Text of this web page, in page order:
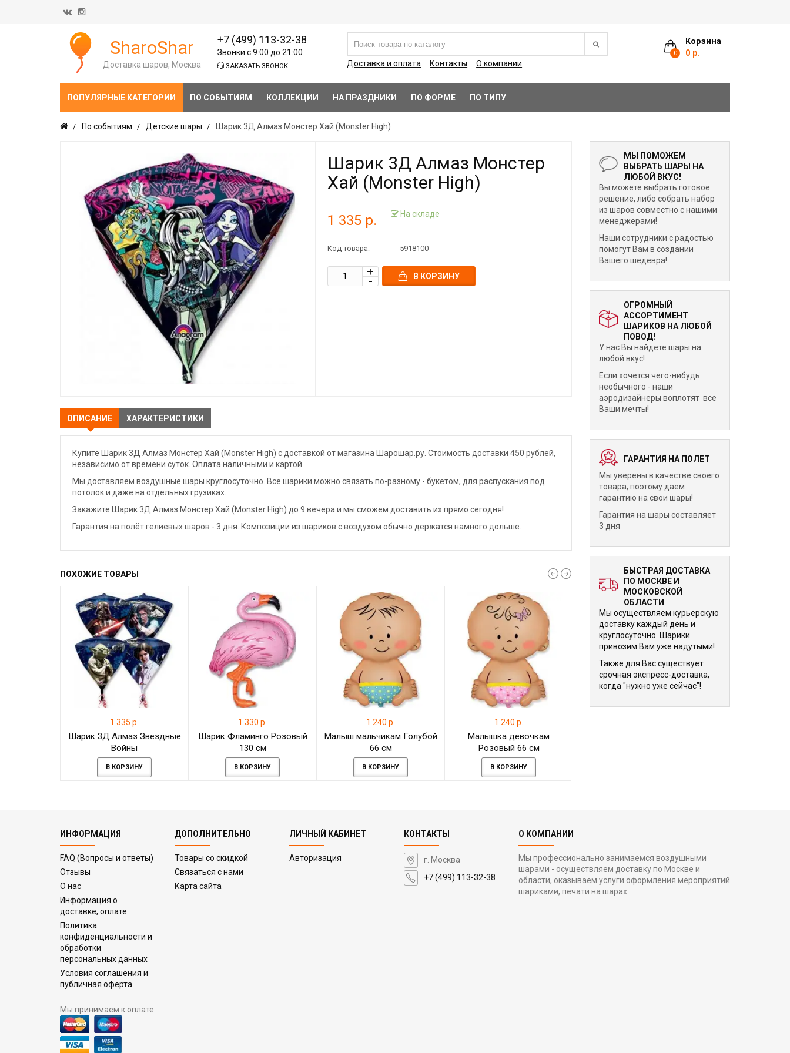
Корзина
0 0 р.
SharoShar
Доставка шаров, Москва
+7 (499) 113-32-38
Звонки с 9:00 до 21:00
ЗАКАЗАТЬ ЗВОНОК Доставка и оплата Контакты О компании
ПОПУЛЯРНЫЕ КАТЕГОРИИ ПО СОБЫТИЯМ КОЛЛЕКЦИИ НА ПРАЗДНИКИ ПО ФОРМЕ ПО ТИПУ
По событиям Детские шары Шарик 3Д Алмаз Монстер Хай (Monster High)
Шарик 3Д Алмаз Монстер
Хай (Monster High)
1 335 р. На складе
Код товара: 5918100
В КОРЗИНУ
ОПИСАНИЕ ХАРАКТЕРИСТИКИ
Купите Шарик 3Д Алмаз Монстер Хай (Monster High) с доставкой от магазина Шарошар.ру. Стоимость доставки 450 рублей,
независимо от времени суток. Оплата наличными и картой.
Мы доставляем воздушные шары круглосуточно. Все шарики можно связать по-разному - букетом, для распускания под
потолок и даже на отдельных грузиках.
Закажите Шарик 3Д Алмаз Монстер Хай (Monster High) до 9 вечера и мы сможем доставить их прямо сегодня!
Гарантия на полёт гелиевых шаров - 3 дня. Композиции из шариков с воздухом обычно держатся намного дольше.
ПОХОЖИЕ ТОВАРЫ
1 335 р.
Шарик 3Д Алмаз Звездные
Войны
В КОРЗИНУ
1 330 р.
Шарик Фламинго Розовый
130 см
В КОРЗИНУ
1 240 р.
Малыш мальчикам Голубой
66 см
В КОРЗИНУ
1 240 р.
Малышка девочкам
Розовый 66 см
В КОРЗИНУ
МЫ ПОМОЖЕМ
ВЫБРАТЬ ШАРЫ НА
ЛЮБОЙ ВКУС!
Вы можете выбрать готовое
решение, либо собрать набор
из шаров совместно с нашими
менеджерами!
Наши сотрудники с радостью
помогут Вам в создании
Вашего шедевра!
ОГРОМНЫЙ
АССОРТИМЕНТ
ШАРИКОВ НА ЛЮБОЙ
ПОВОД!
У нас Вы найдете шары на
любой вкус!
Если хочется чего-нибудь
необычного - наши
аэродизайнеры воплотят все
Ваши мечты!
ГАРАНТИЯ НА ПОЛЕТ
Мы уверены в качестве своего
товара, поэтому даем
гарантию на свои шары!
Гарантия на шары составляет
3 дня
БЫСТРАЯ ДОСТАВКА
ПО МОСКВЕ И
МОСКОВСКОЙ
ОБЛАСТИ
Мы осуществляем курьерскую
доставку каждый день и
круглосуточно. Шарики
привозим Вам уже надутыми!
Также для Вас существует
срочная экспресс-доставка,
когда "нужно уже сейчас"!
ИНФОРМАЦИЯ
FAQ (Вопросы и ответы)
Отзывы
О нас
Информация о
доставке, оплате
Политика
конфиденциальности и
обработки
персональных данных
Условия соглашения и
публичная оферта
Мы принимаем к оплате
ДОПОЛНИТЕЛЬНО
Товары со скидкой
Связаться с нами
Карта сайта
ЛИЧНЫЙ КАБИНЕТ
Авторизация
КОНТАКТЫ
г. Москва
+7 (499) 113-32-38
О КОМПАНИИ
Мы профессионально занимаемся воздушными
шарами - осуществляем доставку по Москве и
области, оказываем услуги оформления мероприятий
шариками, печати на шарах.